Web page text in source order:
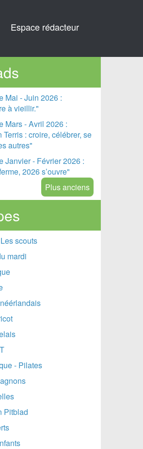
Espace rédacteur
Mai - Juin 2026 :
à vieillir."
Mars - Avril 2026 :
Terris : croire, célébrer, se
autres"
Janvier - Février 2026 :
2026 s’ouvre"
Plus anciens
scouts
mardi
- Pilates
Pitblad